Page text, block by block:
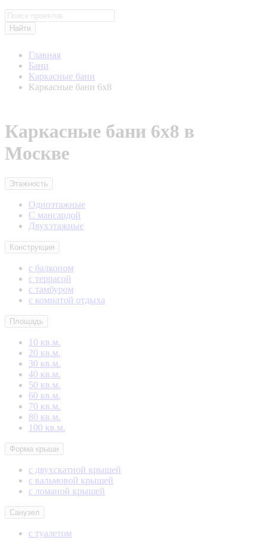
Найти
Главная
Бани
Каркасные бани
Каркасные бани 6х8
Каркасные бани 6х8 в
Москве
Этажность
Одноэтажные
С мансардой
Двухэтажные
Конструкция
с балконом
с террасой
с тамбуром
с комнатой отдыха
Площадь
10 кв.м.
20 кв.м.
30 кв.м.
40 кв.м.
50 кв.м.
60 кв.м.
70 кв.м.
80 кв.м.
100 кв.м.
Форма крыши
с двухскатной крышей
с вальмовой крышей
с ломаной крышей
Санузел
с туалетом